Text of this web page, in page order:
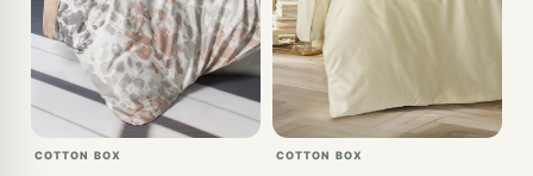
COTTON BOX COTTON BOX